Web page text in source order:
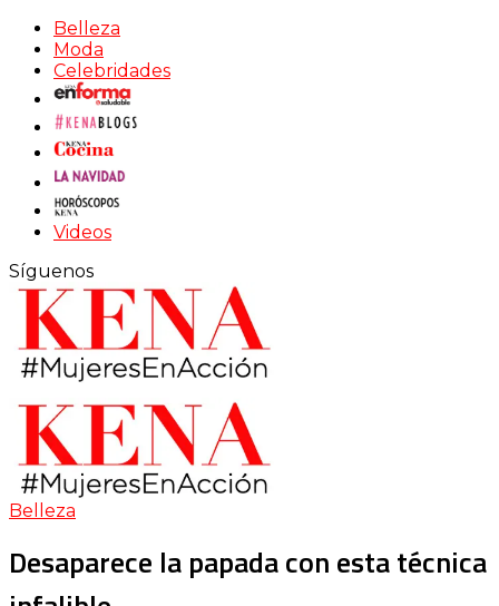
Belleza
Moda
Celebridades
Videos
Síguenos
Belleza
Desaparece la papada con esta técnica